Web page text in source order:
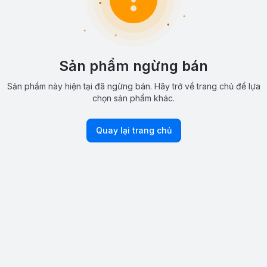
Sản phẩm ngừng bán
Sản phẩm này hiện tại đã ngừng bán. Hãy trở về trang chủ để lựa
chọn sản phẩm khác.
Quay lại trang chủ